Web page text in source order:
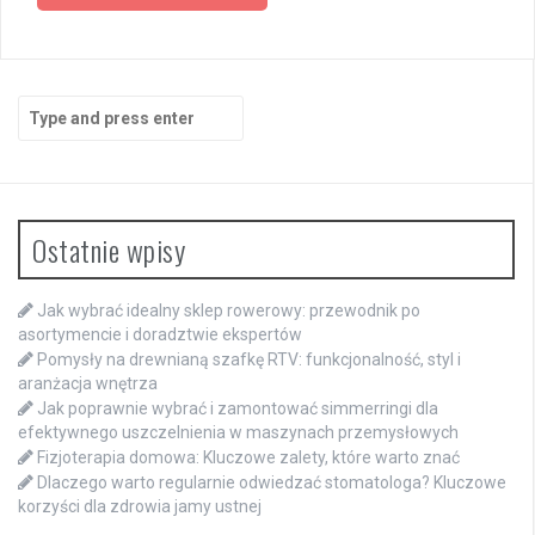
for:
Ostatnie wpisy
Jak wybrać idealny sklep rowerowy: przewodnik po
asortymencie i doradztwie ekspertów
Pomysły na drewnianą szafkę RTV: funkcjonalność, styl i
aranżacja wnętrza
Jak poprawnie wybrać i zamontować simmerringi dla
efektywnego uszczelnienia w maszynach przemysłowych
Fizjoterapia domowa: Kluczowe zalety, które warto znać
Dlaczego warto regularnie odwiedzać stomatologa? Kluczowe
korzyści dla zdrowia jamy ustnej